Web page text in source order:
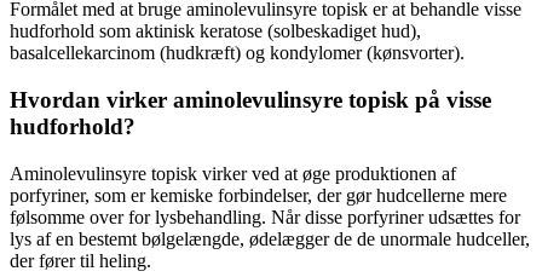
Formålet med at bruge aminolevulinsyre topisk er at behandle visse
hudforhold som aktinisk keratose (solbeskadiget hud),
basalcellekarcinom (hudkræft) og kondylomer (kønsvorter).
Hvordan virker aminolevulinsyre topisk på visse
hudforhold?
Aminolevulinsyre topisk virker ved at øge produktionen af ​​
porfyriner, som er kemiske forbindelser, der gør hudcellerne mere
følsomme over for lysbehandling. Når disse porfyriner udsættes for
lys af en bestemt bølgelængde, ødelægger de de unormale hudceller,
der fører til heling.